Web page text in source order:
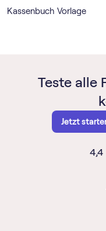
Kassenbuch Vorlage
Teste alle
Jetzt
4,4